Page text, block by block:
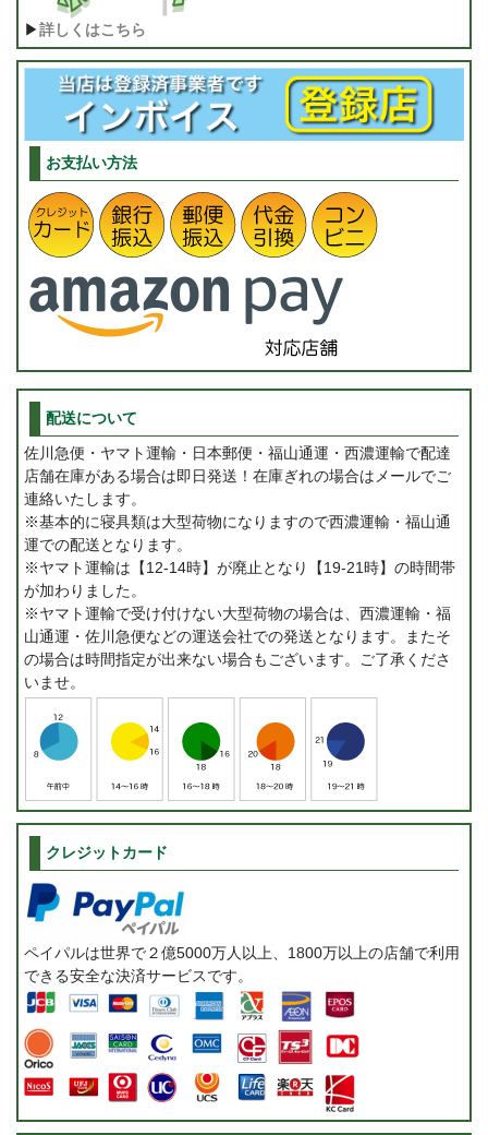
▶詳しくはこちら
お支払い方法
配送について
佐川急便・ヤマト運輸・日本郵便・福山通運・西濃運輸で配達
店舗在庫がある場合は即日発送！在庫ぎれの場合はメールでご
連絡いたします。
※基本的に寝具類は大型荷物になりますので西濃運輸・福山通
運での配送となります。
※ヤマト運輸は【12-14時】が廃止となり【19-21時】の時間帯
が加わりました。
※ヤマト運輸で受け付けない大型荷物の場合は、西濃運輸・福
山通運・佐川急便などの運送会社での発送となります。またそ
の場合は時間指定が出来ない場合もございます。ご了承くださ
いませ。
クレジットカード
ペイパルは世界で２億5000万人以上、1800万以上の店舗で利用
できる安全な決済サービスです。